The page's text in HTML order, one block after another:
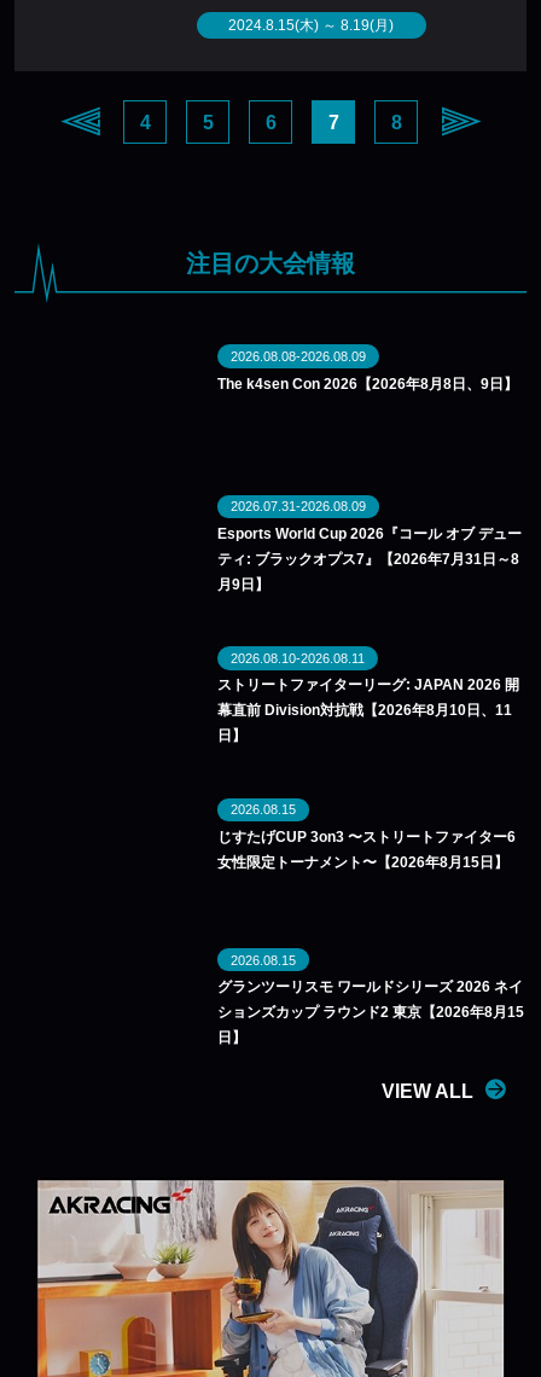
2024.8.15(木) ～ 8.19(月)
4 5 6 7 8
注目の大会情報
2026.08.08-2026.08.09
The k4sen Con 2026【2026年8月8日、9日】
2026.07.31-2026.08.09
Esports World Cup 2026『コール オブ デュー
ティ: ブラックオプス7』【2026年7月31日～8
月9日】
2026.08.10-2026.08.11
ストリートファイターリーグ: JAPAN 2026 開
幕直前 Division対抗戦【2026年8月10日、11
日】
2026.08.15
じすたげCUP 3on3 〜ストリートファイター6
女性限定トーナメント〜【2026年8月15日】
2026.08.15
グランツーリスモ ワールドシリーズ 2026 ネイ
ションズカップ ラウンド2 東京【2026年8月15
日】
VIEW ALL